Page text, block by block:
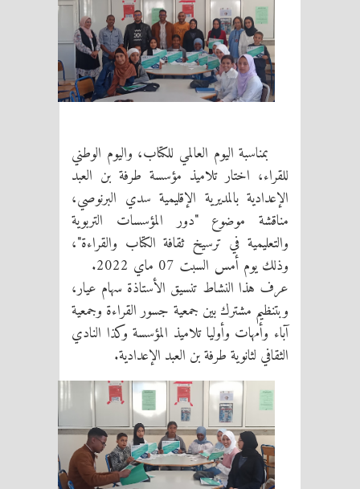
بمناسبة اليوم العالمي للكتاب، واليوم الوطني
للقراء، اختار تلاميذ مؤسسة طرفة بن العبد
الإعدادية بالمديرية الإقليمية سدي البرنوصي،
مناقشة موضوع "دور المؤسسات التربوية
والتعليمية في ترسيخ ثقافة الكتاب والقراءة"،
وذلك يوم أمس السبت 07 ماي 2022.
عرف هذا النشاط تنسيق الأستاذة سهام عيار،
وبتنظيم مشترك بين جمعية جسور القراءة وجمعية
آباء وأمهات وأوليا تلاميذ المؤسسة وكذا النادي
الثقافي لثانوية طرفة بن العبد الإعدادية.